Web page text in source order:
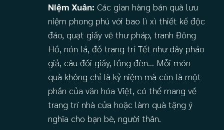
Niệm Xuân: Các gian hàng bán quà lưu
niệm phong phú với bao lì xì thiết kế độc
đáo, quạt giấy vẽ thư pháp, tranh Đông
Hồ, nón lá, đồ trang trí Tết như dây pháo
giả, câu đối giấy, lồng đèn… Mỗi món
quà không chỉ là kỷ niệm mà còn là một
phần của văn hóa Việt, có thể mang về
trang trí nhà cửa hoặc làm quà tặng ý
nghĩa cho bạn bè, người thân.